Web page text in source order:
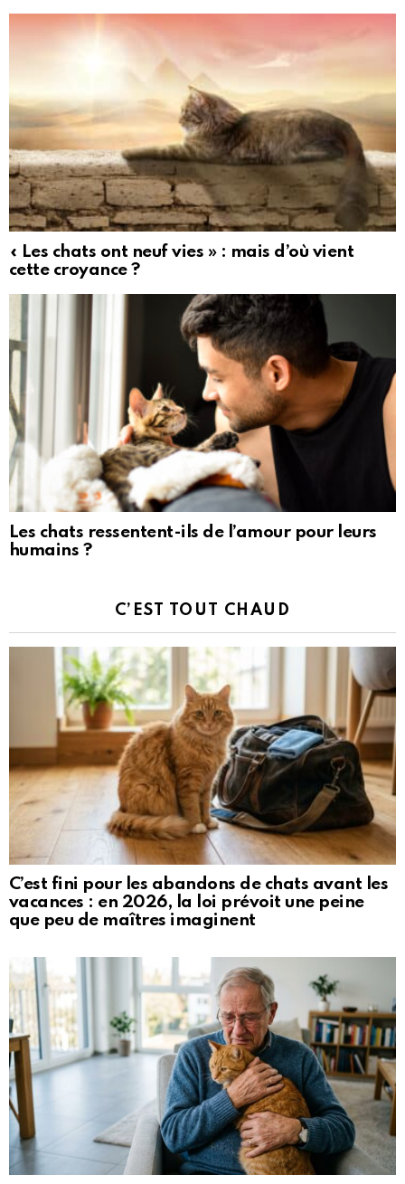
« Les chats ont neuf vies » : mais d’où vient
cette croyance ?
Les chats ressentent-ils de l’amour pour leurs
humains ?
C’EST TOUT CHAUD
C’est fini pour les abandons de chats avant les
vacances : en 2026, la loi prévoit une peine
que peu de maîtres imaginent